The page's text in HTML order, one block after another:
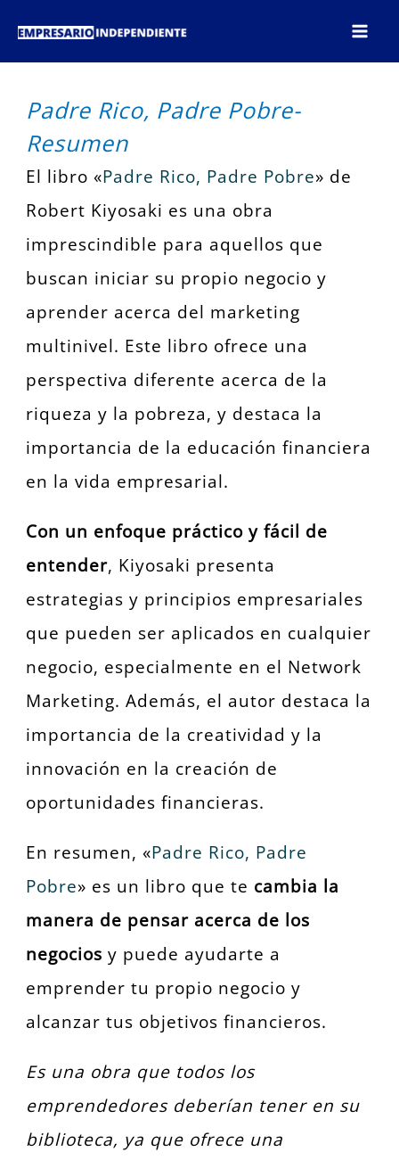
Padre Rico, Padre Pobre-
Resumen
El libro «Padre Rico, Padre Pobre» de
Robert Kiyosaki es una obra
imprescindible para aquellos que
buscan iniciar su propio negocio y
aprender acerca del marketing
multinivel. Este libro ofrece una
perspectiva diferente acerca de la
riqueza y la pobreza, y destaca la
importancia de la educación financiera
en la vida empresarial.
Con un enfoque práctico y fácil de
entender, Kiyosaki presenta
estrategias y principios empresariales
que pueden ser aplicados en cualquier
negocio, especialmente en el Network
Marketing. Además, el autor destaca la
importancia de la creatividad y la
innovación en la creación de
oportunidades financieras.
En resumen, «Padre Rico, Padre
Pobre» es un libro que te cambia la
manera de pensar acerca de los
negocios y puede ayudarte a
emprender tu propio negocio y
alcanzar tus objetivos financieros.
Es una obra que todos los
emprendedores deberían tener en su
biblioteca, ya que ofrece una